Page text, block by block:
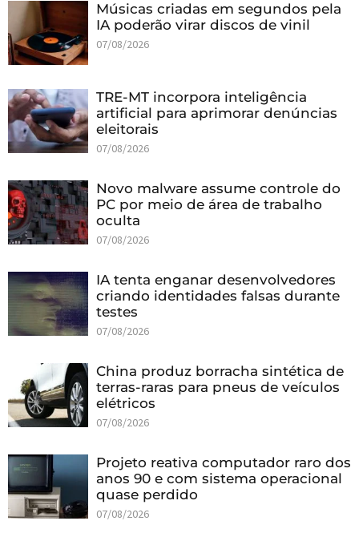
Músicas criadas em segundos pela
IA poderão virar discos de vinil
07/08/2026
TRE-MT incorpora inteligência
artificial para aprimorar denúncias
eleitorais
07/08/2026
Novo malware assume controle do
PC por meio de área de trabalho
oculta
07/08/2026
IA tenta enganar desenvolvedores
criando identidades falsas durante
testes
07/08/2026
China produz borracha sintética de
terras-raras para pneus de veículos
elétricos
07/08/2026
Projeto reativa computador raro dos
anos 90 e com sistema operacional
quase perdido
07/08/2026